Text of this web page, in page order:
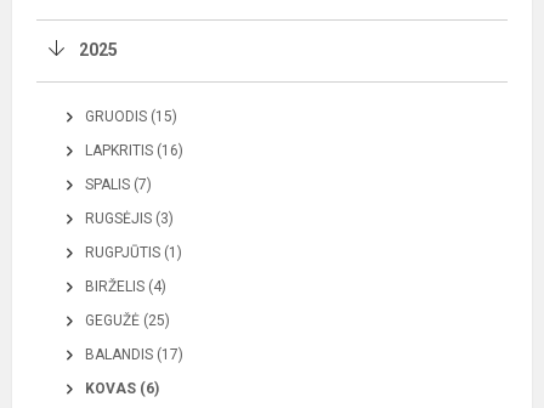
2025
GRUODIS (15)
LAPKRITIS (16)
SPALIS (7)
RUGSĖJIS (3)
RUGPJŪTIS (1)
BIRŽELIS (4)
GEGUŽĖ (25)
BALANDIS (17)
KOVAS (6)